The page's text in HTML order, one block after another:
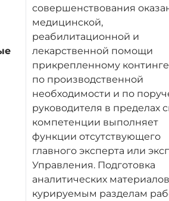
совершенствования
медицинской,
реабилитационной и
лекарственной помощи
прикрепленному
по производственной
необходимости и по
руководителя в пределах
компетенции выполняет
функции отсутствующего
главного эксперта или
Управления. Подготовка
аналитических
курируемым разделам